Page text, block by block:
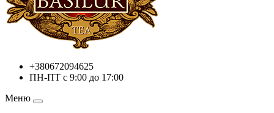
+380672094625
ПН-ПТ с 9:00 до 17:00
Меню